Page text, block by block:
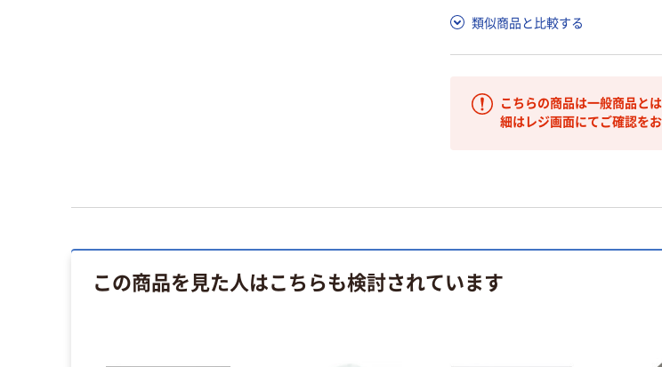
類似商品と比較する
こちらの商品は一般商品と
細はレジ画面にてご確認をお
この商品を見た人はこちらも検討されています